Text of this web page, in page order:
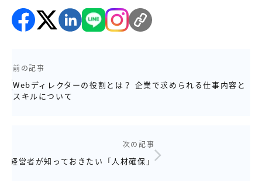
前の記事
Webディレクターの役割とは？ 企業で求められる仕事内容と
スキルについて
次の記事
経営者が知っておきたい「人材確保」